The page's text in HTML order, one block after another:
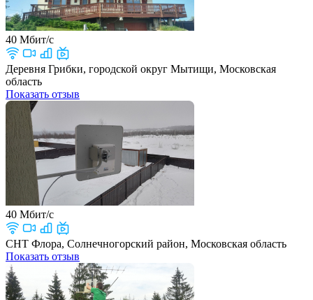
40 Мбит/с
Деревня Грибки, городской округ Мытищи, Московская
область
Показать отзыв
40 Мбит/с
СНТ Флора, Солнечногорский район, Московская область
Показать отзыв